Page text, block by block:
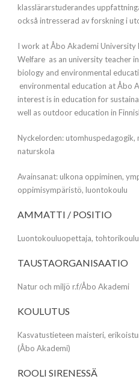
klasslärarstuderandes
också intresserad av forskning i
I work at Åbo Akademi University
Welfare as an university teacher
biology and environmental
environmental education at Åbo
interest is in education for
well as outdoor education in
Nyckelorden: utomhuspedagogik,
naturskola
Avainsanat: ulkona oppiminen,
oppimisympäristö, luontokoulu
AMMATTI / POSITIO
Luontokouluopettaja,
TAUSTAORGANISAATIO
Natur och miljö r.f/Åbo Akademi
KOULUTUS
Kasvatustieteen maisteri,
(Åbo Akademi)
ROOLI SIRENESSÄ